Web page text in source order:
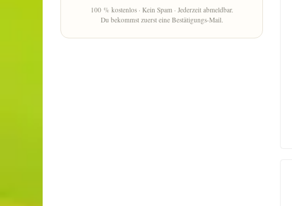
100 % kostenlos · Kein Spam · Jederzeit abmeldbar.
Du bekommst zuerst eine Bestätigungs-Mail.